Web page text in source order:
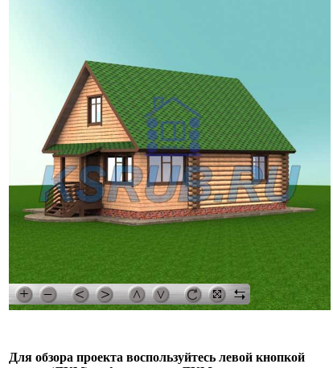
Для обзора проекта воспользуйтесь левой кнопкой